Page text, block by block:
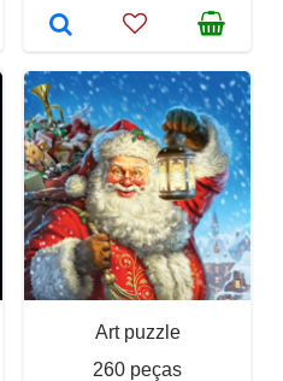
Art puzzle
260 peças